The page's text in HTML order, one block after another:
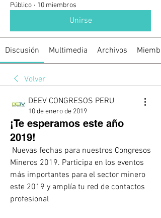
Público · 10 miembros
Unirse
Discusión Multimedia Archivos
Volver
DEEV CONGRESOS PERU
10 de enero de 2019
¡Te esperamos este año
2019!
Mineros 2019. Participa en los eventos
más importantes para el sector minero
este 2019 y amplía tu red de contactos
profesional